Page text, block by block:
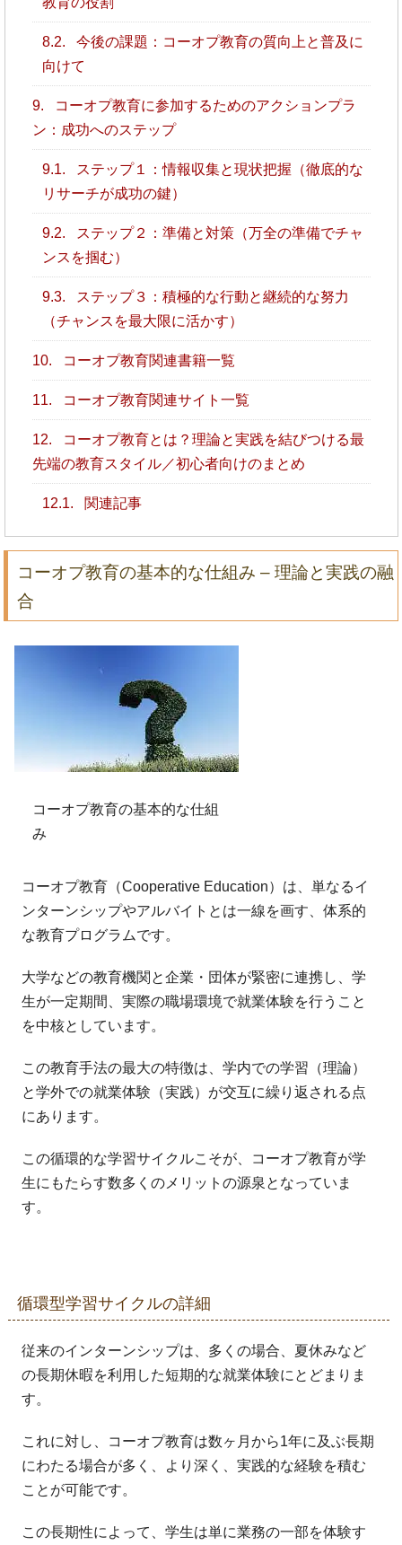
8.2.
今後の課題：コーオプ教育の質向上と普及に
向けて
9.
コーオプ教育に参加するためのアクションプラ
ン：成功へのステップ
9.1.
ステップ１：情報収集と現状把握（徹底的な
リサーチが成功の鍵）
9.2.
ステップ２：準備と対策（万全の準備でチャ
ンスを掴む）
9.3.
ステップ３：積極的な行動と継続的な努力
（チャンスを最大限に活かす）
10. コーオプ教育関連書籍一覧
11. コーオプ教育関連サイト一覧
12.
コーオプ教育とは？理論と実践を結びつける最
先端の教育スタイル／初心者向けのまとめ
12.1. 関連記事
コーオプ教育の基本的な仕組み – 理論と実践の融
合
コーオプ教育の基本的な仕組
み
コーオプ教育（Cooperative Education）は、単なるイ
ンターンシップやアルバイトとは一線を画す、体系的
な教育プログラムです。
大学などの教育機関と企業・団体が緊密に連携し、学
生が一定期間、実際の職場環境で就業体験を行うこと
を中核としています。
この教育手法の最大の特徴は、学内での学習（理論）
と学外での就業体験（実践）が交互に繰り返される点
にあります。
この循環的な学習サイクルこそが、コーオプ教育が学
生にもたらす数多くのメリットの源泉となっていま
す。
循環型学習サイクルの詳細
従来のインターンシップは、多くの場合、夏休みなど
の長期休暇を利用した短期的な就業体験にとどまりま
す。
これに対し、コーオプ教育は数ヶ月から1年に及ぶ長期
にわたる場合が多く、より深く、実践的な経験を積む
ことが可能です。
この長期性によって、学生は単に業務の一部を体験す